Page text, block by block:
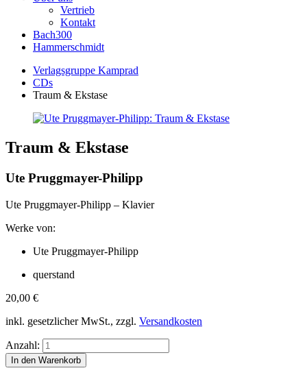
Vertrieb
Kontakt
Bach300
Hammerschmidt
Verlagsgruppe Kamprad
CDs
Traum & Ekstase
Traum & Ekstase
Ute Pruggmayer-Philipp
Ute Pruggmayer-Philipp – Klavier
Werke von:
Ute Pruggmayer-Philipp
querstand
20,00 €
inkl. gesetzlicher MwSt., zzgl. Versandkosten
Anzahl: